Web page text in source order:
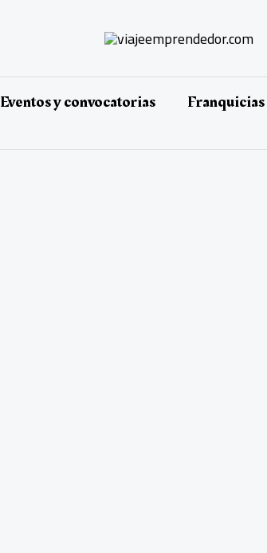
Eventos y convocatorias Franquicias